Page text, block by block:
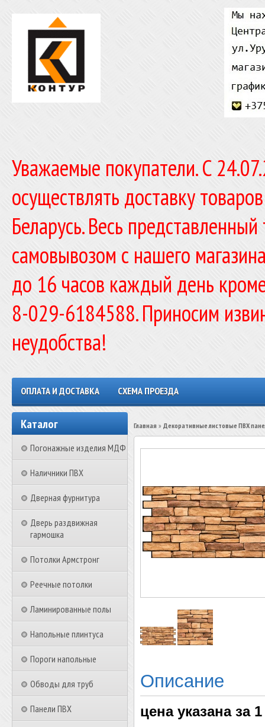
Уважаемые покупатели. C
осуществлять доставку
Беларусь. Весь
самовывозом с нашего
до 16 часов каждый день
8-029-6184588. Приносим
неудобства!
ОПЛАТА И ДОСТАВКА СХЕМА ПРОЕЗДА
Каталог
Погонажные изделия МДФ
Наличники ПВХ
Дверная фурнитура
Дверь раздвижная
гармошка
Потолки Армстронг
Реечные потолки
Ламинированные полы
Напольные плинтуса
Пороги напольные
Обводы для труб
Панели ПВХ
Главная » Декоративные листовые ПВХ
Описание
цена указана за